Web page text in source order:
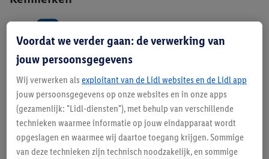
Beschrijving
Voordat we verder gaan: de verwerking van
jouw persoonsgegevens
Wij verwerken als exploitant van de Lidl websites en de Lidl app
jouw persoonsgegevens op onze websites en in onze apps
(gezamenlijk: "Lidl-diensten"), met behulp van verschillende
technieken waarmee informatie op jouw eindapparaat wordt
opgeslagen en waarmee wij daartoe toegang krijgen. Sommige
van deze technieken zijn technisch noodzakelijk, en sommige